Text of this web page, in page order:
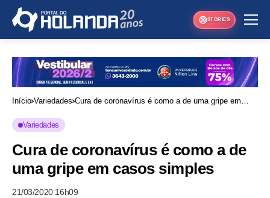
STORIES
Início Variedades Cura de coronavírus é como a de uma gripe em
Variedades
Cura de coronavírus é como a de
uma gripe em casos simples
21/03/2020 16h09